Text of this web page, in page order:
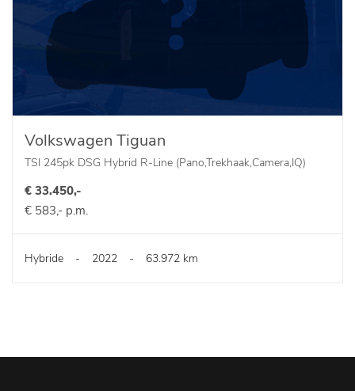
Volkswagen Tiguan
TSI 245pk DSG Hybrid R-Line (Pano,Trekhaak,Camera,IQ)
€ 33.450,-
€ 583,- p.m.
Hybride - 2022 - 63.972 km